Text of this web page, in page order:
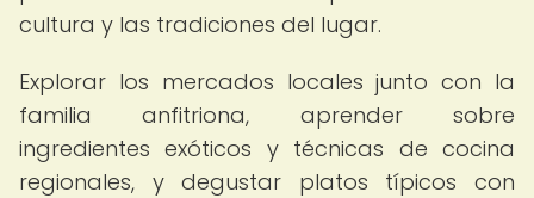
cultura y las tradiciones del lugar.
Explorar los mercados locales junto con la
familia anfitriona, aprender sobre
ingredientes exóticos y técnicas de cocina
regionales, y degustar platos típicos con